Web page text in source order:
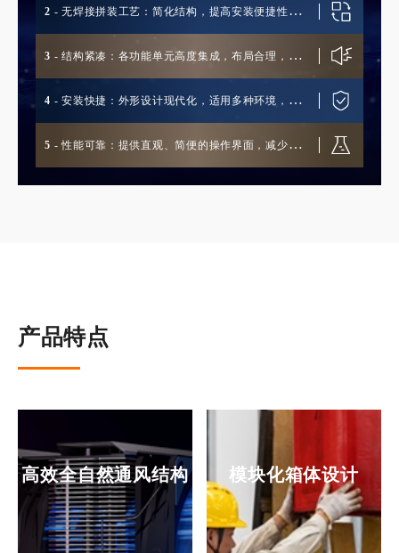
2 - 无焊接拼装工艺：简化结构，提高安装便捷性和
抗变形能力
3 - 结构紧凑：各功能单元高度集成，布局合理，占
地空间小
4 - 安装快捷：外形设计现代化，适用多种环境，施
工周期短，降低工程成本
5 - 性能可靠：提供直观、简便的操作界面，减少人
为误操作，运行稳定
产品特点
高效全自然通风结构 模块化箱体设计